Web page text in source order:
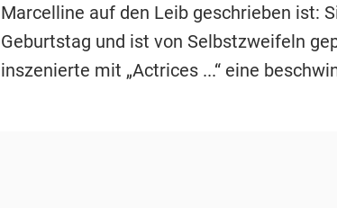
Marcelline auf den Leib geschrieben ist:
Geburtstag und ist von Selbstzweifeln
inszenierte mit „Actrices ...“ eine